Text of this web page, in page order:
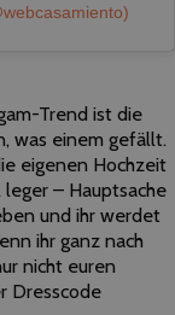
Trend ist die
was einem gefällt.
eigenen Hochzeit
– Hauptsache
und ihr werdet
ihr ganz nach
nicht euren
Dresscode